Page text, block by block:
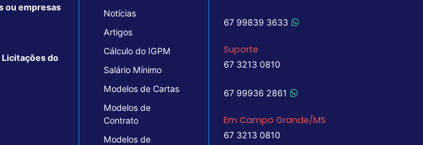
ou empresas
do
Notícias
Artigos
Cálculo do IGPM
Salário Mínimo
Modelos de Cartas
Modelos de
Contrato
Modelos de
67 99839 3633
Suporte
67 3213 0810
67 99936 2861
Em Campo Grande/MS
67 3213 0810